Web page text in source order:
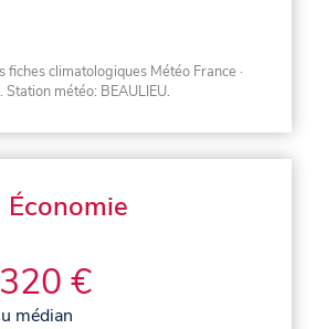
fiches climatologiques Météo France ·
. Station météo: BEAULIEU.
Économie
€
médian